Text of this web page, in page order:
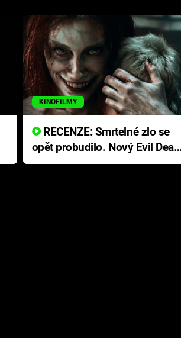
KINOFILMY
RECENZE: Smrtelné zlo se
opět probudilo. Nový Evil Dead
přichází s neodolatelnou